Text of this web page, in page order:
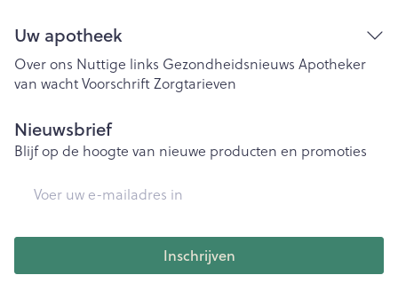
Uw apotheek
Over ons Nuttige links Gezondheidsnieuws Apotheker
van wachtVoorschriftZorgtarieven
Nieuwsbrief
Blijf op de hoogte van nieuwe producten en promoties
Inschrijven